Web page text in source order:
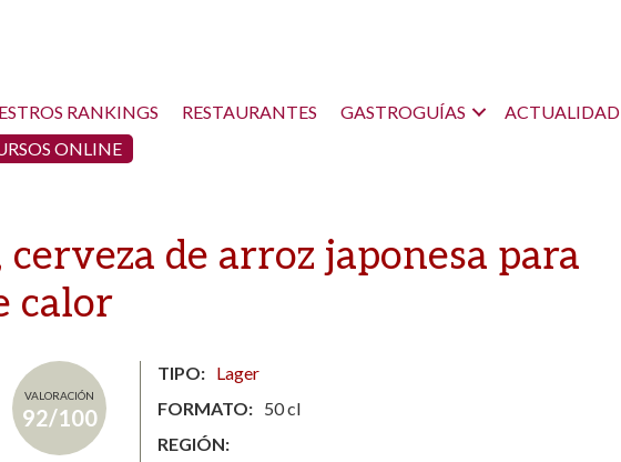
RANKINGS RESTAURANTES GASTROGUÍAS ACTUALIDAD
ONLINE
de arroz japonesa para
calor
VALORACIÓN
92/100
TIPO
Lager
FORMATO
50 cl
REGIÓN